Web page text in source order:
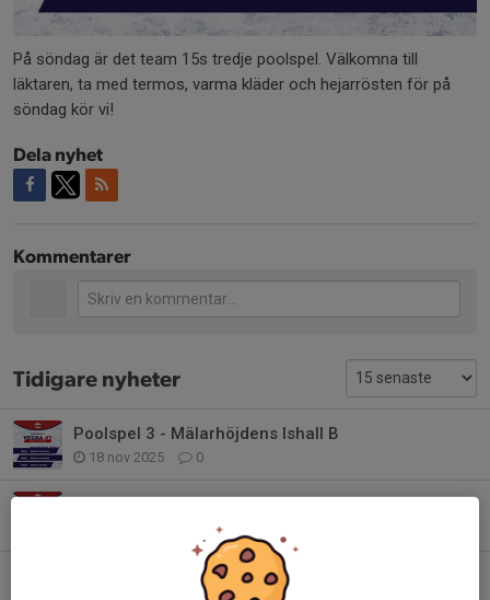
På söndag är det team 15s tredje poolspel. Välkomna till
läktaren, ta med termos, varma kläder och hejarrösten för på
söndag kör vi!
Dela nyhet
Kommentarer
Tidigare nyheter
Poolspel 3 - Mälarhöjdens Ishall B
18 nov 2025 0
Åk skridskor med barnen under fredagsmyset!